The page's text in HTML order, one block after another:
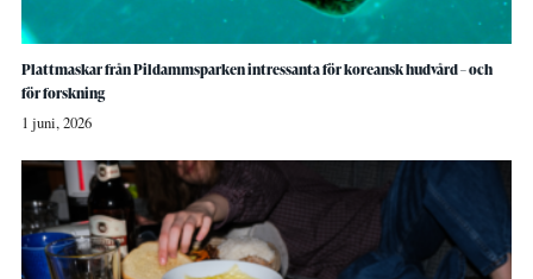
Plattmaskar från Pildammsparken intressanta för koreansk hudvård – och
för forskning
1 juni, 2026